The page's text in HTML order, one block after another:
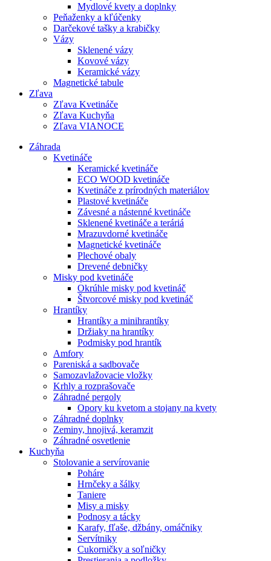
Mydlové kvety a doplnky
Peňaženky a kľúčenky
Darčekové tašky a krabičky
Vázy
Sklenené vázy
Kovové vázy
Keramické vázy
Magnetické tabule
Zľava
Zľava Kvetináče
Zľava Kuchyňa
Zľava VIANOCE
Záhrada
Kvetináče
Keramické kvetináče
ECO WOOD kvetináče
Kvetináče z prírodných materiálov
Plastové kvetináče
Závesné a nástenné kvetináče
Sklenené kvetináče a teráriá
Mrazuvdorné kvetináče
Magnetické kvetináče
Plechové obaly
Drevené debničky
Misky pod kvetináče
Okrúhle misky pod kvetináč
Štvorcové misky pod kvetináč
Hrantíky
Hrantíky a minihrantíky
Držiaky na hrantíky
Podmisky pod hrantík
Amfory
Pareniská a sadbovače
Samozavlažovacie vložky
Krhly a rozprašovače
Záhradné pergoly
Opory ku kvetom a stojany na kvety
Záhradné doplnky
Zeminy, hnojivá, keramzit
Záhradné osvetlenie
Kuchyňa
Stolovanie a servírovanie
Poháre
Hrnčeky a šálky
Taniere
Misy a misky
Podnosy a tácky
Karafy, fľaše, džbány, omáčniky
Servítniky
Cukorničky a soľničky